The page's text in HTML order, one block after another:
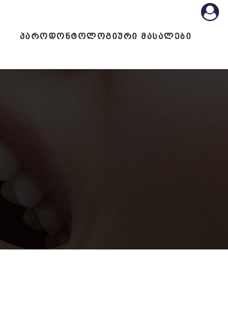
ᲞᲐᲠᲝᲓᲝᲜᲢᲝᲚᲝᲒᲘᲣᲠᲘ ᲛᲐᲡᲐᲚᲔᲑᲘ